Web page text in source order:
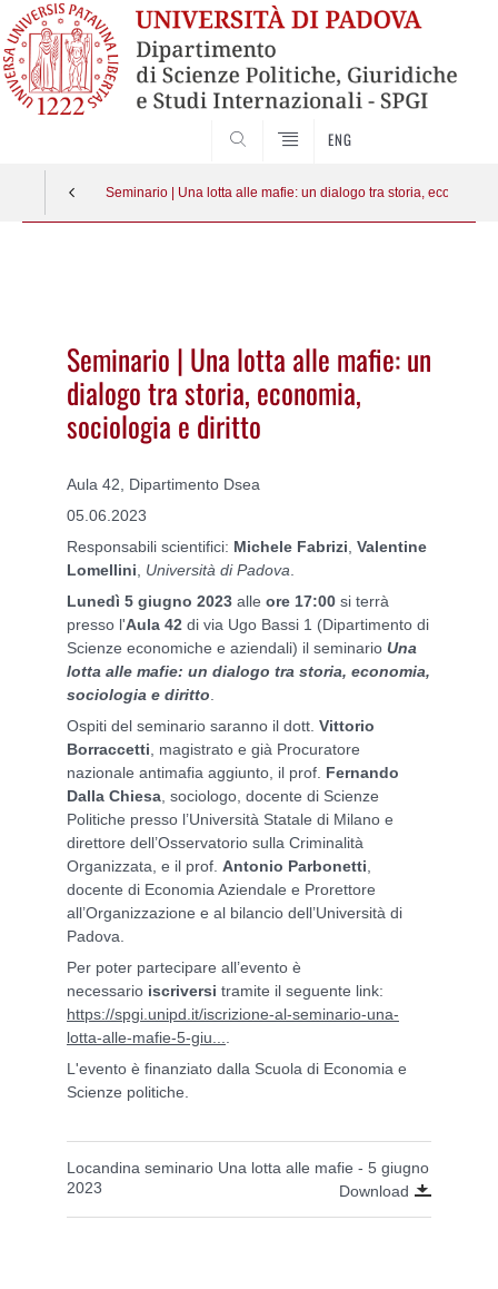
ENG
Seminario | Una lotta alle mafie: un dialogo tra storia, economia,
Seminario | Una lotta alle mafie: un
dialogo tra storia, economia,
sociologia e diritto
Aula 42, Dipartimento Dsea
05.06.2023
Responsabili scientifici: Michele Fabrizi Valentine
Lomellini
Università di Padova
Lunedì 5 giugno 2023 alle ore 17:00 si terrà
presso l'Aula 42 di via Ugo Bassi 1 (Dipartimento di
Scienze economiche e aziendali) il seminario Una
lotta alle mafie: un dialogo tra storia, economia,
sociologia e diritto
Ospiti del seminario saranno il dott. Vittorio
Borraccetti , magistrato e già Procuratore
nazionale antimafia aggiunto, il prof. Fernando
Dalla Chiesa , sociologo, docente di Scienze
Politiche presso l’Università Statale di Milano e
direttore dell’Osservatorio sulla Criminalità
Organizzata, e il prof. Antonio Parbonetti
docente di Economia Aziendale e Prorettore
all’Organizzazione e al bilancio dell’Università di
Padova.
Per poter partecipare all’evento è
necessario iscriversi tramite il seguente link:
https://spgi.unipd.it/iscrizione-al-seminario-una-
lotta-alle-mafie-5-giu...
L'evento è finanziato dalla Scuola di Economia e
Scienze politiche.
Locandina seminario Una lotta alle mafie - 5 giugno
2023
Download